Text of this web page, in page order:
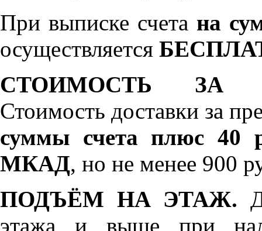
При выписке счета на
осуществляется
СТОИМОСТЬ ЗА
Стоимость доставки за
суммы счета плюс 40
МКАД, но не менее 900
ПОДЪЁМ НА ЭТАЖ.
этажа и выше при